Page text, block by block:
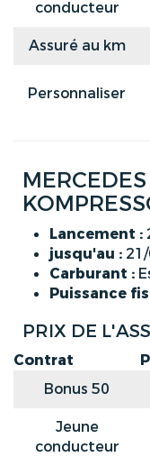
conducteur
Assuré au km
Personnaliser
Lancement :
jusqu'au :
Carburant :
Puissance
PRIX DE
Contrat
Bonus 50
Jeune
conducteur